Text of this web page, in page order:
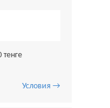
тенге
Условия →